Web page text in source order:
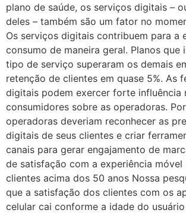
plano de saúde, os serviços digitais –
deles – também são um fator no
Os serviços digitais contribuem para a
consumo de maneira geral. Planos que
tipo de serviço superaram os demais
retenção de clientes em quase 5%. As
digitais podem exercer forte influência
consumidores sobre as operadoras.
operadoras deveriam reconhecer as
digitais de seus clientes e criar
canais para gerar engajamento de
de satisfação com a experiência móvel
clientes acima dos 50 anos Nossa
que a satisfação dos clientes com os
celular cai conforme a idade do usuário